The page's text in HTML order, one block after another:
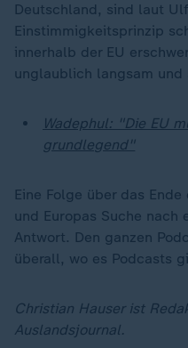
Deutschland, sind laut
Einstimmigkeitsprinzip
innerhalb der EU
unglaublich langsam und
Wadephul: "Die EU
grundlegend"
Eine Folge über das
und Europas Suche nach
Antwort. Den ganzen
überall, wo es Podcasts
Christian Hauser ist
Auslandsjournal.